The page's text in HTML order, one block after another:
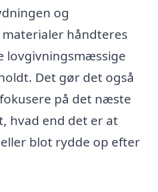
og
håndteres
lovgivningsmæssige
Det gør det også
på det næste
hvad end det er at
blot rydde op efter